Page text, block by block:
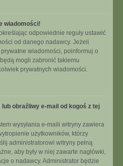
wiadomości!
odpowiednie reguły ustawić
od danego nadawcy. Jeżeli
wiadomości, poinformuj o
mogli zabronić takiemu
prywatnych wiadomości.
lub obraźliwy e-mail od kogoś z tej
wysyłania e-maili witryny zawiera
użytkowników, którzy
administratorowi witryny pełną
aby były w niej zawarte nagłówki,
o nadawcy. Administrator będzie